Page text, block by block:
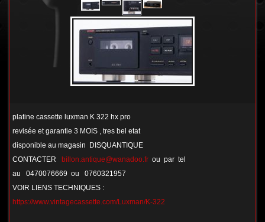
platine cassette luxman K 322 hx pro
revisée et garantie 3 MOIS , tres bel etat
disponible au magasin DISQUANTIQUE
CONTACTER billon.antique@wanadoo.fr ou par tel
au 0470076669 ou 0760321957
VOIR LIENS TECHNIQUES :
https://www.vintagecassette.com/Luxman/K-322